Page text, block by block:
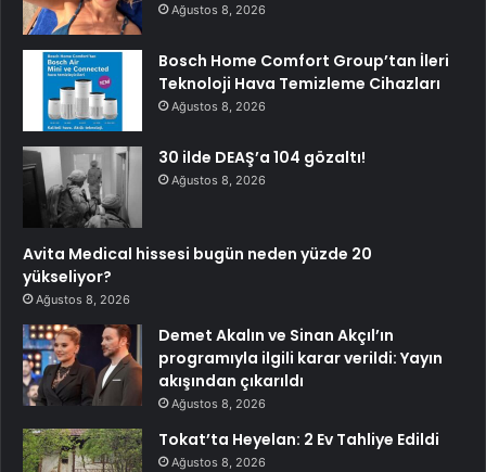
Ağustos 8, 2026
Bosch Home Comfort Group’tan İleri
Teknoloji Hava Temizleme Cihazları
Ağustos 8, 2026
30 ilde DEAŞ’a 104 gözaltı!
Ağustos 8, 2026
Avita Medical hissesi bugün neden yüzde 20
yükseliyor?
Ağustos 8, 2026
Demet Akalın ve Sinan Akçıl’ın
programıyla ilgili karar verildi: Yayın
akışından çıkarıldı
Ağustos 8, 2026
Tokat’ta Heyelan: 2 Ev Tahliye Edildi
Ağustos 8, 2026